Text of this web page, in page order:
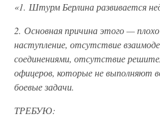
«1. Штурм Берлина развивается
2. Основная причина этого — плохо
наступление, отсутствие
соединениями, отсутствие
офицеров, которые не выполняют
боевые задачи.
ТРЕБУЮ: